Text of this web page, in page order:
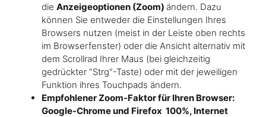
die Anzeigeoptionen (Zoom) ändern. Dazu
können Sie entweder die Einstellungen Ihres
Browsers nutzen (meist in der Leiste oben rechts
im Browserfenster) oder die Ansicht alternativ mit
dem Scrollrad Ihrer Maus (bei gleichzeitig
gedrückter "Strg"-Taste) oder mit der jeweiligen
Funktion ihres Touchpads ändern.
Empfohlener Zoom-Faktor für Ihren Browser:
Google-Chrome und Firefox 100%, Internet